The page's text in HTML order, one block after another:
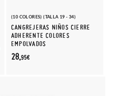
(10 COLORES) (TALLA 19 - 34)
CANGREJERAS NIÑOS CIERRE
ADHERENTE COLORES
EMPOLVADOS
28,95€